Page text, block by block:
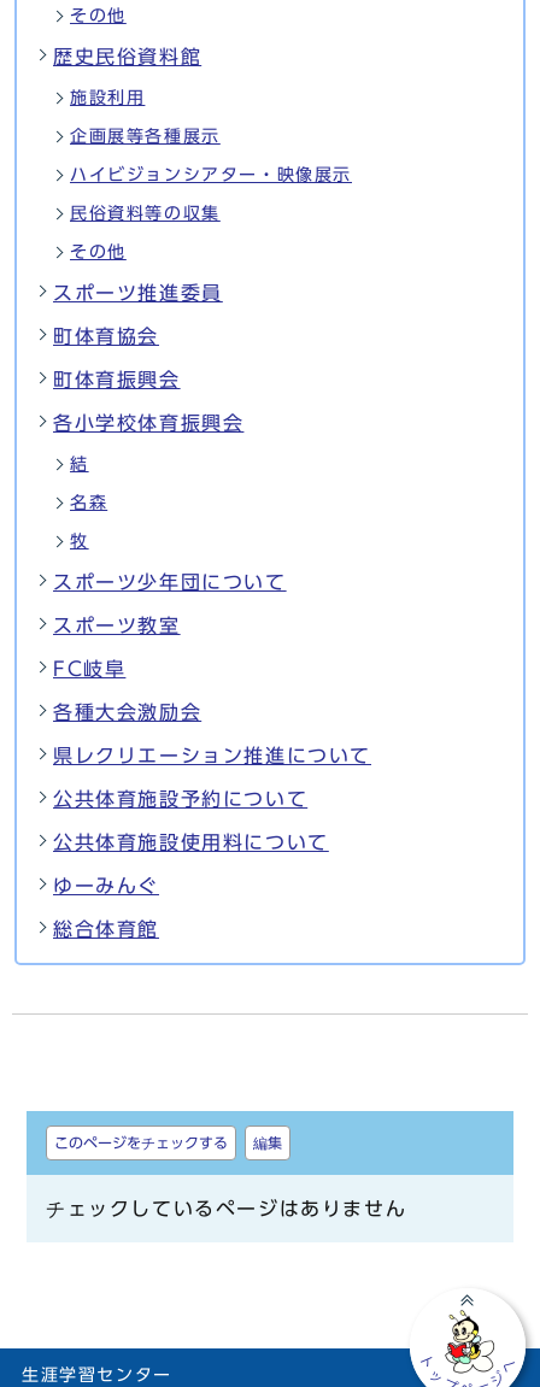
その他
歴史民俗資料館
施設利用
企画展等各種展示
ハイビジョンシアター・映像展示
民俗資料等の収集
その他
スポーツ推進委員
町体育協会
町体育振興会
各小学校体育振興会
結
名森
牧
スポーツ少年団について
スポーツ教室
FC岐阜
各種大会激励会
県レクリエーション推進について
公共体育施設予約について
公共体育施設使用料について
ゆーみんぐ
総合体育館
しおり
このページをチェックする 編集
チェックしているページはありません
生涯学習センター